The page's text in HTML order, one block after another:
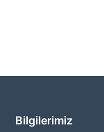
Bilgilerimiz